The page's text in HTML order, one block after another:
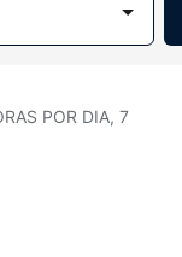
POR DIA, 7